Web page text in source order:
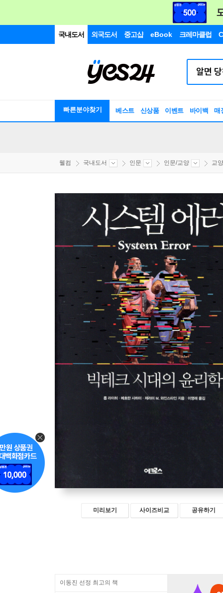
국내도서 외국도서 중고샵 eBook 크레마클럽
빠른분야찾기 베스트 신상품 이벤트 바이백 매
웰컴 국내도서 인문 인문/교양 교
미리보기 사이즈비교 공유하기
이동진 선정 최고의 책